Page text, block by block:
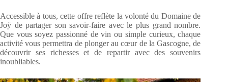
Accessible à tous, cette offre reflète la volonté du Domaine de
Joÿ de partager son savoir-faire avec le plus grand nombre.
Que vous soyez passionné de vin ou simple curieux, chaque
activité vous permettra de plonger au cœur de la Gascogne, de
découvrir ses richesses et de repartir avec des souvenirs
inoubliables.